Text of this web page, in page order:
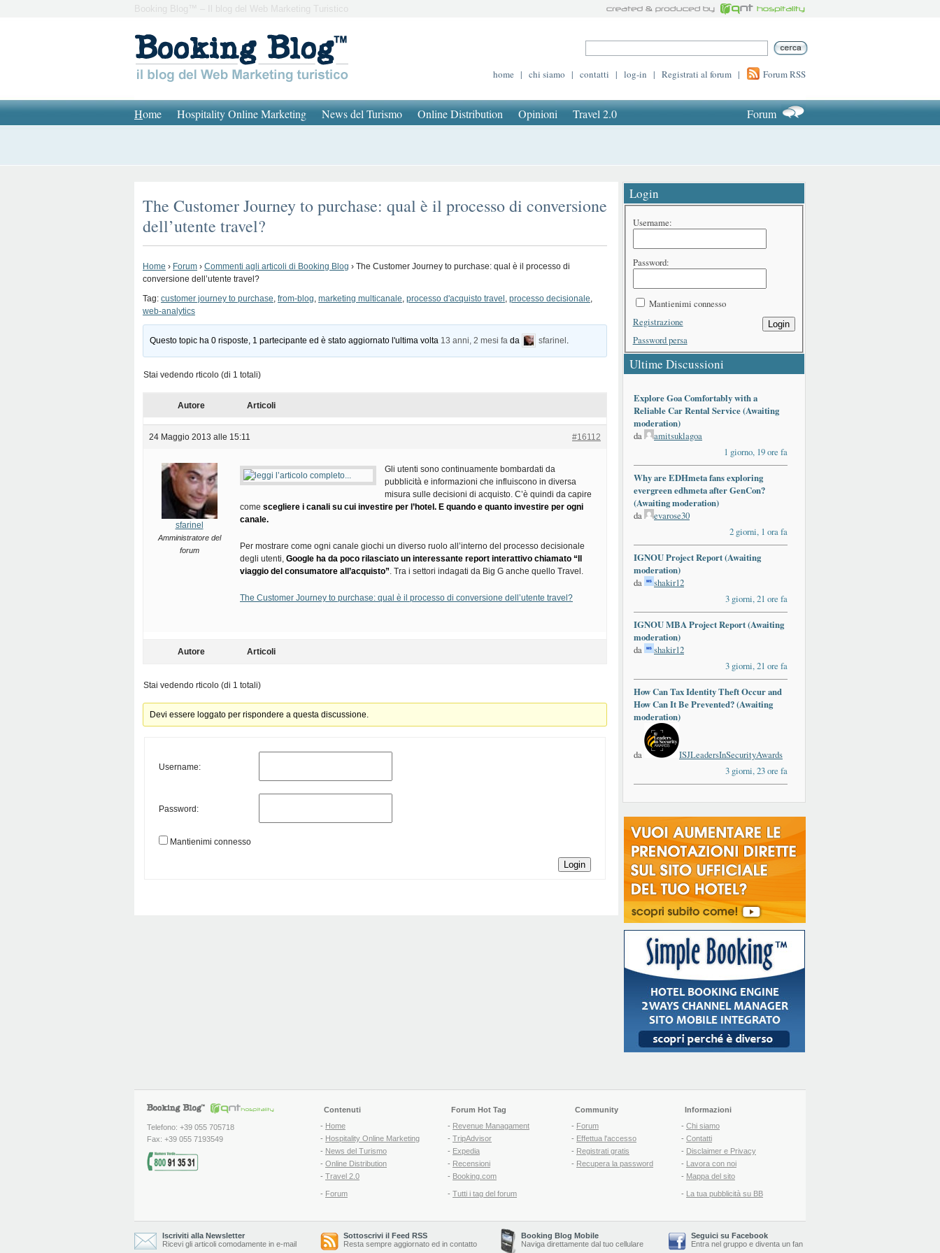
Booking Blog™ – Il blog del Web Marketing Turistico
home | chi siamo | contatti | log-in | Registrati al forum | Forum RSS
Home Hospitality Online Marketing News del Turismo Online Distribution Opinioni Travel 2.0 Forum
The Customer Journey to purchase: qual è il processo di conversione
dell’utente travel?
Home › Forum › Commenti agli articoli di Booking Blog › The Customer Journey to purchase: qual è il processo di
conversione dell’utente travel?
Tag: customer journey to purchase, from-blog, marketing multicanale, processo d'acquisto travel , processo decisionale,
web-analytics
Questo topic ha 0 risposte, 1 partecipante ed è stato aggiornato l'ultima volta 13 anni, 2 mesi fa da sfarinel
Stai vedendo rticolo (di 1 totali)
Autore Articoli
24 Maggio 2013 alle 15:11 #16112
sfarinel
Amministratore del
forum
Gli utenti sono continuamente bombardati da
pubblicità e informazioni che influiscono in diversa
misura sulle decisioni di acquisto. C’è quindi da capire
come scegliere i canali su cui investire per l’hotel. E quando e quanto investire per ogni
canale.
Per mostrare come ogni canale giochi un diverso ruolo all’interno del processo decisionale
degli utenti, Google ha da poco rilasciato un interessante report interattivo chiamato “Il
viaggio del consumatore all’acquisto”. Tra i settori indagati da Big G anche quello Travel.
The Customer Journey to purchase: qual è il processo di conversione dell’utente travel?
Autore Articoli
Stai vedendo rticolo (di 1 totali)
Devi essere loggato per rispondere a questa discussione.
Username:
Password:
Mantienimi connesso
Login
Login
Username:
Password:
Mantienimi connesso
Login
Registrazione
Password persa
Ultime Discussioni
Explore Goa Comfortably with a
Reliable Car Rental Service (Awaiting
moderation)
da
amitsuklagoa
1 giorno, 19 ore fa
Why are EDHmeta fans exploring
evergreen edhmeta after GenCon?
(Awaiting moderation)
da
evarose30
2 giorni, 1 ora fa
IGNOU Project Report (Awaiting
moderation)
da
shakir12
3 giorni, 21 ore fa
IGNOU MBA Project Report (Awaiting
moderation)
da
shakir12
3 giorni, 21 ore fa
How Can Tax Identity Theft Occur and
How Can It Be Prevented? (Awaiting
moderation)
da
ISJLeadersInSecurityAwards
3 giorni, 23 ore fa
Telefono: +39 055 705718
Fax: +39 055 7193549
Contenuti
- Home
- Hospitality Online Marketing
- News del Turismo
- Online Distribution
- Travel 2.0
- Forum
Forum Hot Tag
- Revenue Managament
- TripAdvisor
- Expedia
- Recensioni
- Booking.com
- Tutti i tag del forum
Community
- Forum
- Effettua l'accesso
- Registrati gratis
- Recupera la password
Informazioni
- Chi siamo
- Contatti
- Disclaimer e Privacy
- Lavora con noi
- Mappa del sito
- La tua pubblicità su BB
Iscriviti alla Newsletter
Ricevi gli articoli comodamente in e-mail
Sottoscrivi il Feed RSS
Resta sempre aggiornato ed in contatto
Booking Blog Mobile
Naviga direttamente dal tuo cellulare
Seguici su Facebook
Entra nel gruppo e diventa un fan